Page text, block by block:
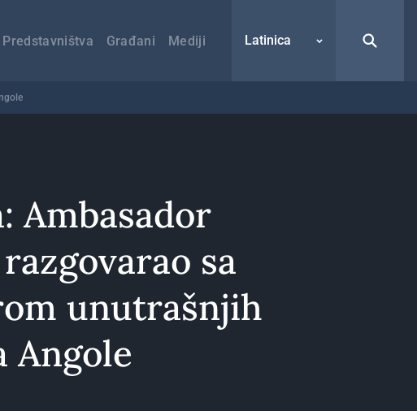
Predstavništva Građani Mediji Latinica
Ambasador
sa
unutrašnjih
Angole